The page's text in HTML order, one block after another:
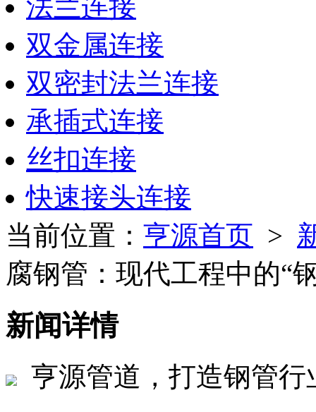
法兰连接
双金属连接
双密封法兰连接
承插式连接
丝扣连接
快速接头连接
当前位置： 亨源首页 >
腐钢管：现代工程中的“
新闻详情
亨源管道，打造钢管